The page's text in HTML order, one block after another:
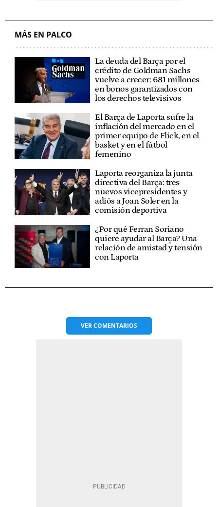
MÁS EN PALCO
La deuda del Barça por el
crédito de Goldman Sachs
vuelve a crecer: 681 millones
en bonos garantizados con
los derechos televisivos
El Barça de Laporta sufre la
inflación del mercado en el
primer equipo de Flick, en el
basket y en el fútbol
femenino
Laporta reorganiza la junta
directiva del Barça: tres
nuevos vicepresidentes y
adiós a Joan Soler en la
comisión deportiva
¿Por qué Ferran Soriano
quiere ayudar al Barça? Una
relación de amistad y tensión
con Laporta
VERCOMENTARIOS